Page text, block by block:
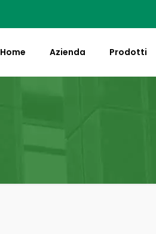
Home Azienda Prodotti